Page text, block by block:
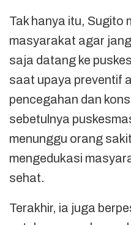
Tak hanya itu, Sugito
masyarakat agar
saja datang ke
saat upaya preventif
pencegahan dan
sebetulnya
menunggu orang
mengedukasi
sehat.
Terakhir, ia juga